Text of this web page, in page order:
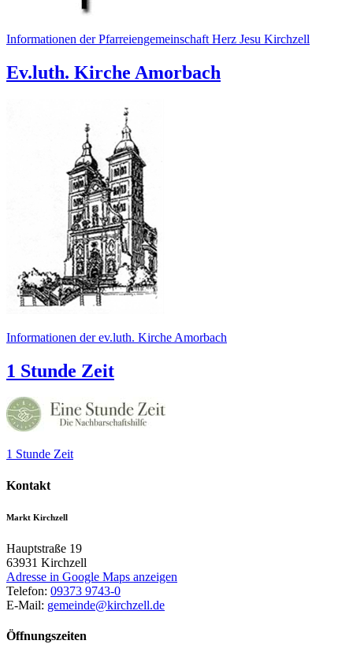
Informationen der Pfarreiengemeinschaft Herz Jesu Kirchzell
Ev.luth. Kirche Amorbach
Informationen der ev.luth. Kirche Amorbach
1 Stunde Zeit
1 Stunde Zeit
Kontakt
Markt Kirchzell
Hauptstraße 19
63931 Kirchzell
Adresse in Google Maps anzeigen
Telefon: 09373 9743-0
E-Mail: gemeinde@kirchzell.de
Öffnungszeiten